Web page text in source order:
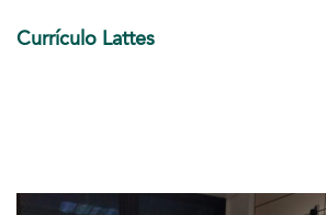
Currículo Lattes